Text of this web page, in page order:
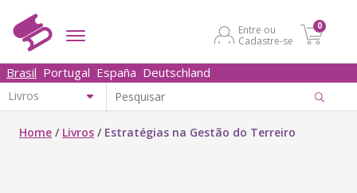
Entre ou
Cadastre-se
0
Brasil Portugal España Deutschland
Home / Livros / Estratégias na Gestão do Terreiro